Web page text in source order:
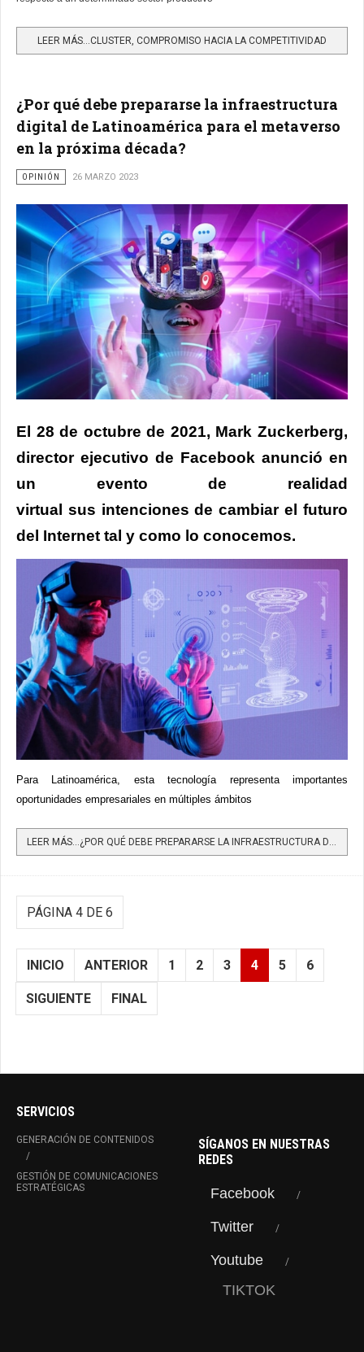
LEER MÁS…CLUSTER, COMPROMISO HACIA LA COMPETITIVIDAD
¿Por qué debe prepararse la infraestructura
digital de Latinoamérica para el metaverso
en la próxima década?
OPINIÓN 26 MARZO 2023
El 28 de octubre de 2021, Mark Zuckerberg,
director ejecutivo de Facebook anunció en
un evento de realidad
virtual sus intenciones de cambiar el futuro
del Internet tal y como lo conocemos.
Para Latinoamérica, esta tecnología representa importantes
oportunidades empresariales en múltiples ámbitos
PÁGINA 4 DE 6
INICIO ANTERIOR 1 2 3 4 5 6
SIGUIENTE FINAL
SERVICIOS
GENERACIÓN DE CONTENIDOS
GESTIÓN DE COMUNICACIONES
ESTRATÉGICAS
SÍGANOS EN NUESTRAS
REDES
Facebook
Twitter
Youtube
TIKTOK